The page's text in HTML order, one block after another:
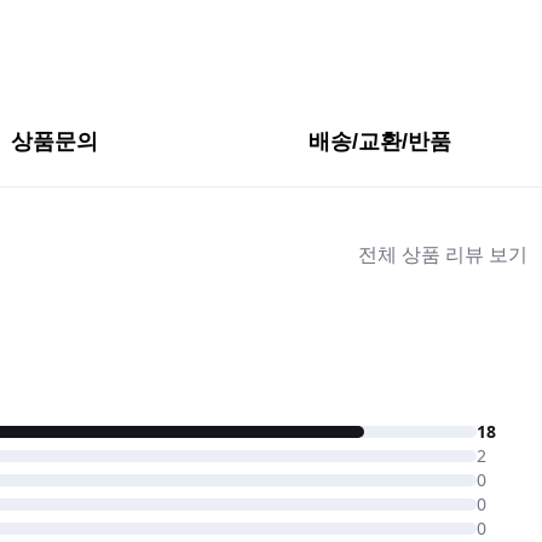
상품문의 배송/교환/반품